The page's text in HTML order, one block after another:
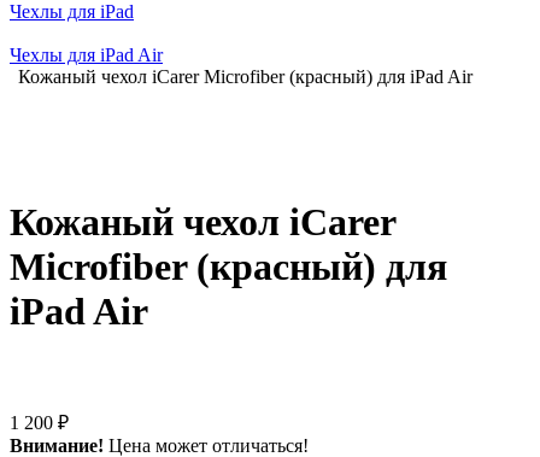
Чехлы для iPad
Чехлы для iPad Air
Кожаный чехол iCarer Microfiber (красный) для iPad Air
Кожаный чехол iCarer
Microfiber (красный) для
iPad Air
1 200 ₽
Внимание! Цена может отличаться!